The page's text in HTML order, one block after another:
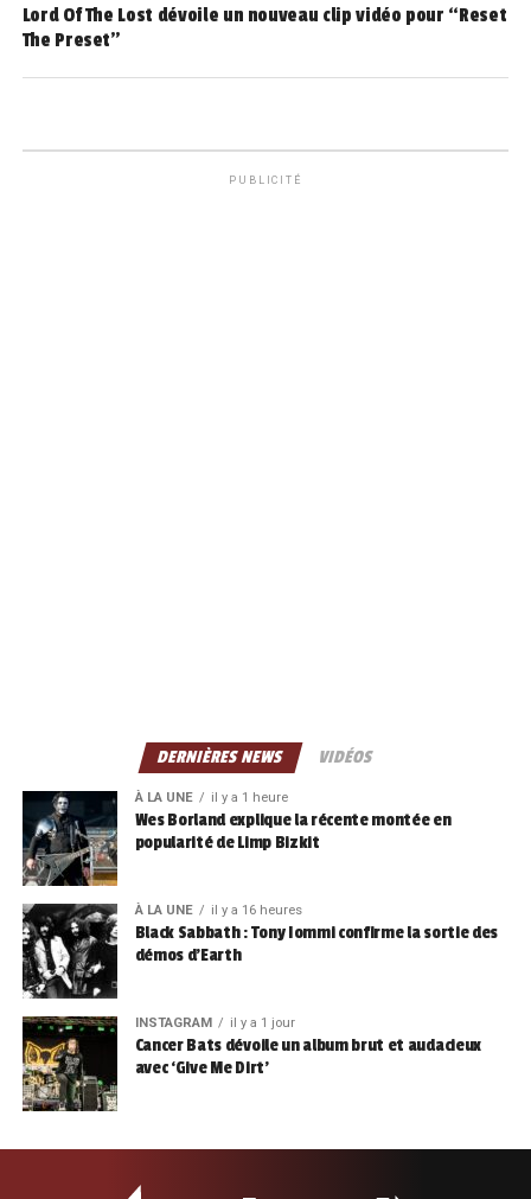
Lord Of The Lost dévoile un nouveau clip vidéo pour “Reset
The Preset”
PUBLICITÉ
DERNIÈRES NEWS VIDÉOS
À LA UNE il y a 1 heure
Wes Borland explique la récente montée en
popularité de Limp Bizkit
À LA UNE il y a 16 heures
Black Sabbath : Tony Iommi confirme la sortie des
démos d’Earth
INSTAGRAM il y a 1 jour
Cancer Bats dévoile un album brut et audacieux
avec ‘Give Me Dirt’